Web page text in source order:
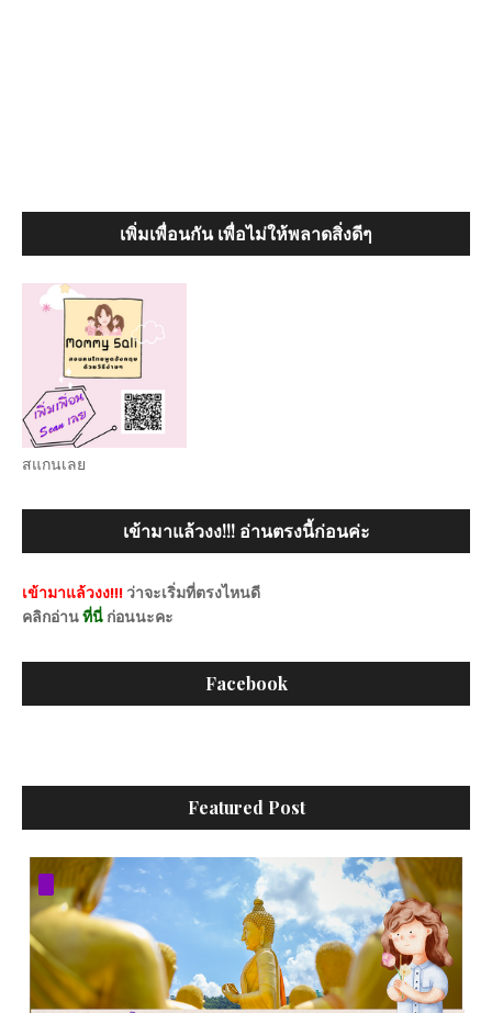
เพิ่มเพื่อนกัน เพื่อไม่ให้พลาดสิ่งดีๆ
สแกนเลย
เข้ามาแล้วงง!!! อ่านตรงนี้ก่อนค่ะ
เข้ามาแล้วงง!!!ว่าจะเริ่มที่ตรงไหนดี
คลิกอ่านที่นี่ ก่อนนะคะ
Facebook
Featured Post